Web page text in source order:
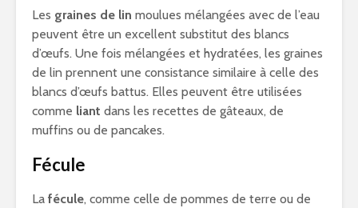
Les graines de lin moulues mélangées avec de l’eau
peuvent être un excellent substitut des blancs
d’œufs. Une fois mélangées et hydratées, les graines
de lin prennent une consistance similaire à celle des
blancs d’œufs battus. Elles peuvent être utilisées
comme liant dans les recettes de gâteaux, de
muffins ou de pancakes.
Fécule
La fécule, comme celle de pommes de terre ou de